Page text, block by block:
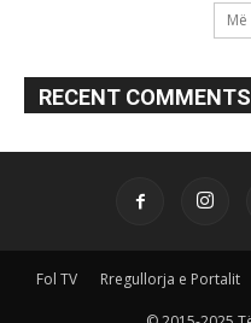
RECENT COMMENTS
Fol TV Rregullorja e Portalit